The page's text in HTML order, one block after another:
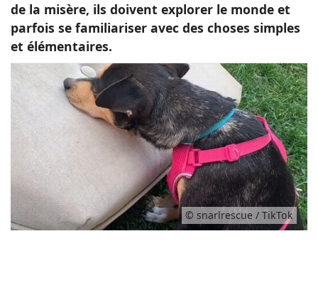
de la misère, ils doivent explorer le monde et
parfois se familiariser avec des choses simples
et élémentaires.
© snarlrescue / TikTok